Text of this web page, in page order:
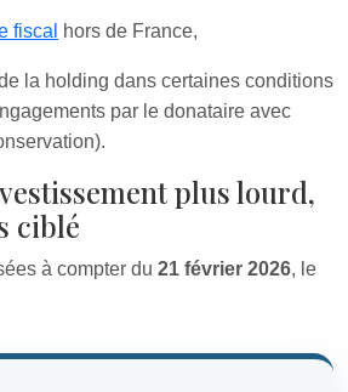
fiscal hors de France,
la holding dans certaines conditions
par le donataire avec
plus lourd,
ciblé
à compter du 21 février 2026, le